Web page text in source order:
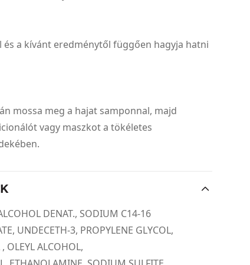
és a kívánt eredménytől függően hagyja hatni
mossa meg a hajat samponnal, majd
vagy maszkot a tökéletes
DENAT., SODIUM C14-16
UNDECETH-3, PROPYLENE GLYCOL,
OLEYL ALCOHOL,